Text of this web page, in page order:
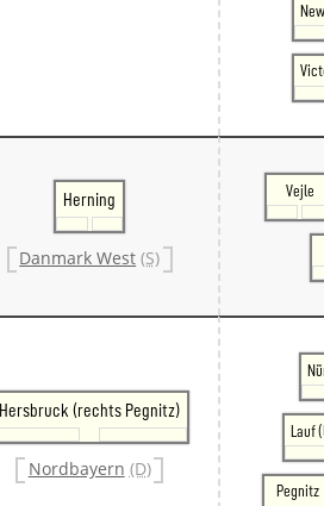
Herning
Danmark West (S)
Vejle
Hersbruck (rechts Pegnitz)
Nordbayern (D)
Lauf
Pegnitz